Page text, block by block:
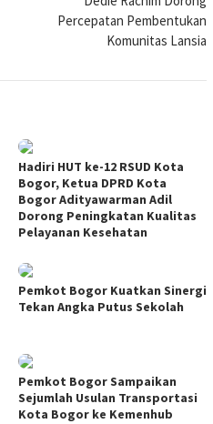
Percepatan Pembentukan
Komunitas Lansia
Hadiri HUT ke-12 RSUD Kota
Bogor, Ketua DPRD Kota
Bogor Adityawarman Adil
Dorong Peningkatan Kualitas
Pelayanan Kesehatan
Pemkot Bogor Kuatkan Sinergi
Tekan Angka Putus Sekolah
Pemkot Bogor Sampaikan
Sejumlah Usulan Transportasi
Kota Bogor ke Kemenhub